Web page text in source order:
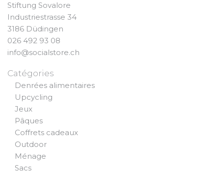
Stiftung Sovalore
Industriestrasse 34
3186 Düdingen
026 492 93 08
info@socialstore.ch
Catégories
Denrées alimentaires
Upcycling
Jeux
Pâques
Coffrets cadeaux
Outdoor
Ménage
Sacs